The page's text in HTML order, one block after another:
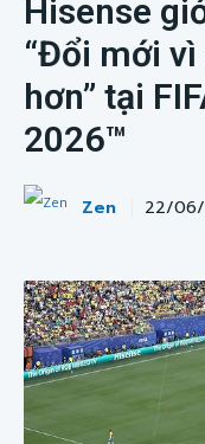
Hisense
“Đổi mới
hơn” tại
2026™
Zen 22/